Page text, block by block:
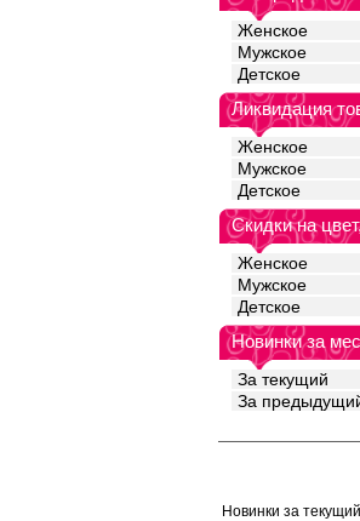
Женское
Мужское
Детское
Ликвидация
Женское
Мужское
Детское
Скидки на
Женское
Мужское
Детское
Новинки за
За текущий
За
Новинки за